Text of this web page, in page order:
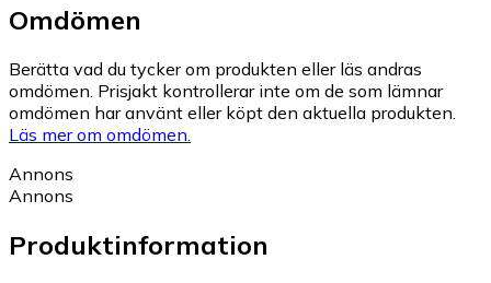
Omdömen
Berätta vad du tycker om produkten eller läs andras
omdömen. Prisjakt kontrollerar inte om de som lämnar
omdömen har använt eller köpt den aktuella produkten.
Läs mer om omdömen.
Annons
Annons
Produktinformation